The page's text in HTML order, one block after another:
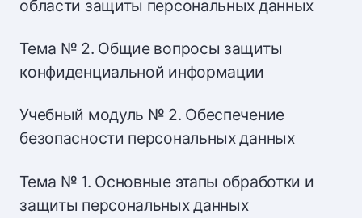
области защиты персональных данных
Тема № 2. Общие вопросы защиты
конфиденциальной информации
Учебный модуль № 2. Обеспечение
безопасности персональных данных
Тема № 1. Основные этапы обработки и
защиты персональных данных